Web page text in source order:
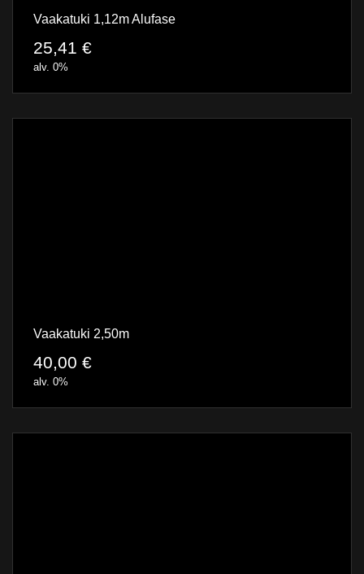
Vaakatuki 1,12m Alufase
25,41 €
alv. 0%
Vaakatuki 2,50m
40,00 €
alv. 0%